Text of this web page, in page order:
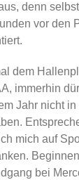
denn
vor den
dem
immerhin
Jahr nicht
mich auf
bei